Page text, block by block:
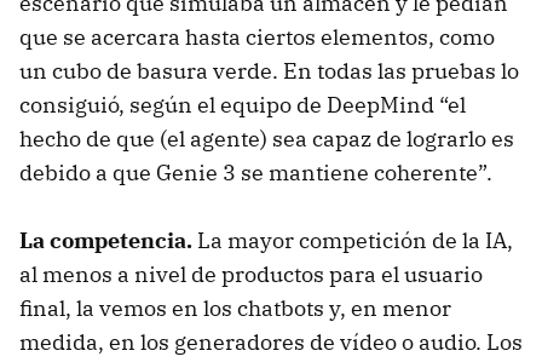
que se acercara hasta ciertos elementos, como
un cubo de basura verde. En todas las pruebas lo
consiguió, según el equipo de DeepMind “el
hecho de que (el agente) sea capaz de lograrlo es
debido a que Genie 3 se mantiene coherente”.
La competencia. La mayor competición de la IA,
al menos a nivel de productos para el usuario
final, la vemos en los chatbots y, en menor
medida, en los generadores de vídeo o audio. Los